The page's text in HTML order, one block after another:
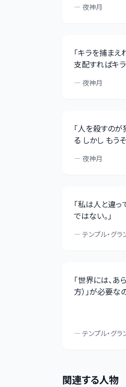
— 夜神月
「キラを捕まえ
支配すればキ
— 夜神月
「人を殺すのが
る しかし もう
— 夜神月
「私は人と違っ
ではない。」
— テンプル・グラ
「世界には、あ
方）」が必要な
— テンプル・グラ
関連する人物